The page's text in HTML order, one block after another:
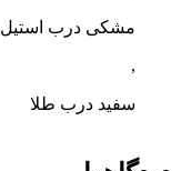
مشکی درب استیل
,
سفید درب طلا